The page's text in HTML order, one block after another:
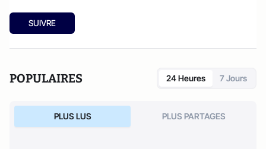
SUIVRE
POPULAIRES 24 Heures 7 Jours
PLUS LUS PLUS PARTAGES